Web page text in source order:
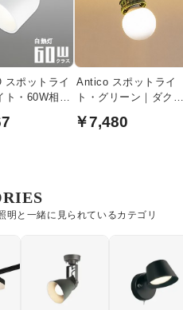
スポットライ
ト・60W相当
Antico スポットライ
ト・グリーン｜ダク
￥7,480
明と一緒に見られているカテゴリ